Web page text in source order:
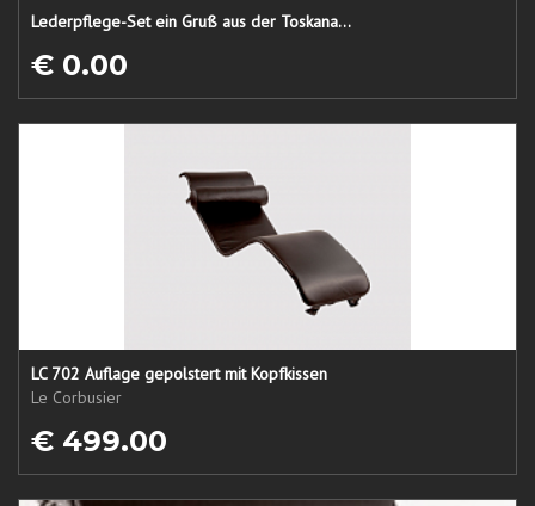
Lederpflege-Set ein Gruß aus der Toskana...
€ 0.00
LC 702 Auflage gepolstert mit Kopfkissen
Le Corbusier
€ 499.00